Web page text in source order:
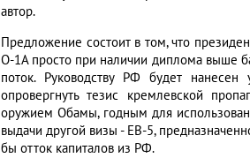
автор.
Предложение состоит в том, что
О-1А просто при наличии диплома выше
поток. Руководству РФ будет
опровергнуть тезис кремлевской
оружием Обамы, годным для
выдачи другой визы - ЕВ-5,
бы отток капиталов из РФ.